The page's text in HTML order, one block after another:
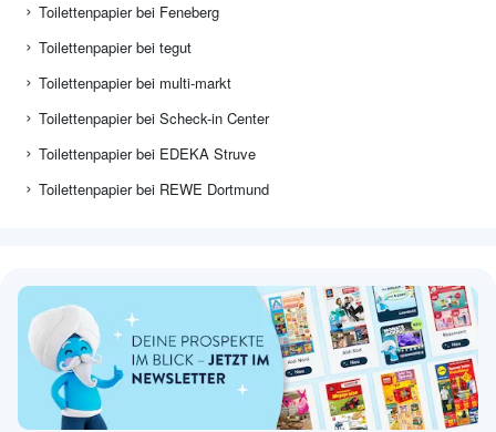
Toilettenpapier bei Feneberg
Toilettenpapier bei tegut
Toilettenpapier bei multi-markt
Toilettenpapier bei Scheck-in Center
Toilettenpapier bei EDEKA Struve
Toilettenpapier bei REWE Dortmund